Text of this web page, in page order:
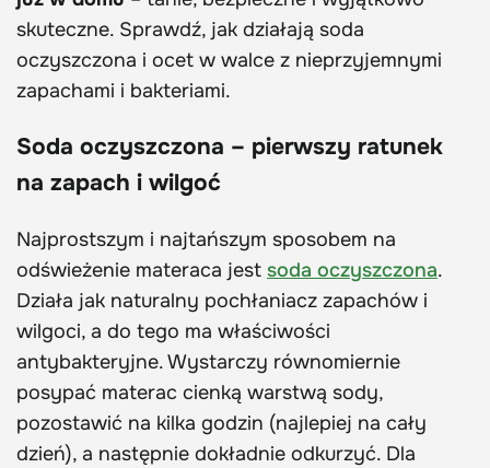
skuteczne. Sprawdź, jak działają soda
oczyszczona i ocet w walce z nieprzyjemnymi
zapachami i bakteriami.
Soda oczyszczona – pierwszy ratunek
na zapach i wilgoć
Najprostszym i najtańszym sposobem na
odświeżenie materaca jest soda oczyszczona.
Działa jak naturalny pochłaniacz zapachów i
wilgoci, a do tego ma właściwości
antybakteryjne. Wystarczy równomiernie
posypać materac cienką warstwą sody,
pozostawić na kilka godzin (najlepiej na cały
dzień), a następnie dokładnie odkurzyć. Dla